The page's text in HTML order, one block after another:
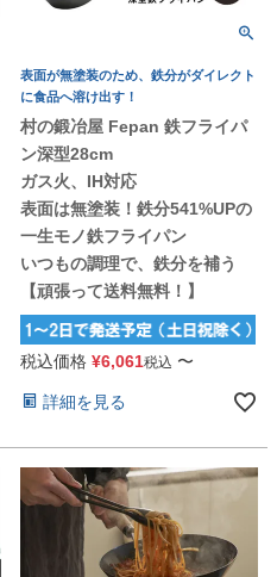
表面が無塗装のため、鉄分がダイレクト
に食品へ溶け出す！
村の鍛冶屋 Fepan 鉄フライパ
ン深型28cm
ガス火、IH対応
表面は無塗装！鉄分541%UPの
一生モノ鉄フライパン
いつもの調理で、鉄分を補う
【頑張って送料無料！】
税込価格 ¥6,061税込 〜
詳細を見る